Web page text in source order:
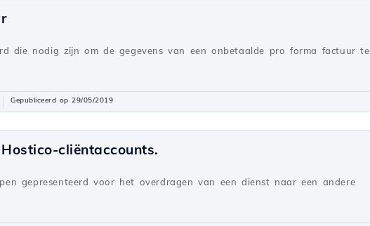
die nodig zijn om de gegevens van een onbetaalde pro forma factuur te
Gepubliceerd op 29/05/2019
cliëntaccounts.
gepresenteerd voor het overdragen van een dienst naar een andere